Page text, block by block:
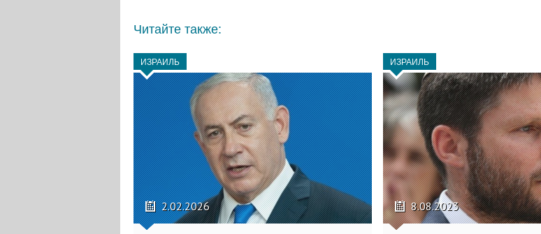
Читайте также:
ИЗРАИЛЬ
2.02.2026
ИЗРАИЛЬ
8.08.2023